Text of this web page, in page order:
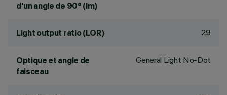
d'un angle de 90° (lm)
Light output ratio (LOR) 29
Optique et angle de
faisceau
General Light No-Dot